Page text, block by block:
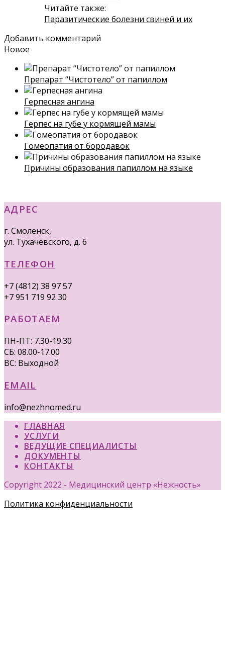
Читайте также:
Паразитические болезни свиней и их
Добавить комментарий
Новое
Препарат “Чистотело” от папиллом
Герпесная ангина
Герпес на губе у кормящей мамы
Гомеопатия от бородавок
Причины образования папиллом на языке
АДРЕС
г. Смоленск,
ул. Тухачевского, д. 6
ТЕЛЕФОН
+7 (4812) 38 97 57
+7 951 719 92 30
РАБОТАЕМ
ПН-ПТ: 7.30-19.30
СБ: 08.00-17.00
ВС: Выходной
EMAIL
info@nezhnomed.ru
ГЛАВНАЯ
УСЛУГИ
ВЕДУЩИЕ СПЕЦИАЛИСТЫ
ДОКУМЕНТЫ
КОНТАКТЫ
Copyright 2022 - Медицинский центр «Нежность»
Политика конфиденциальности